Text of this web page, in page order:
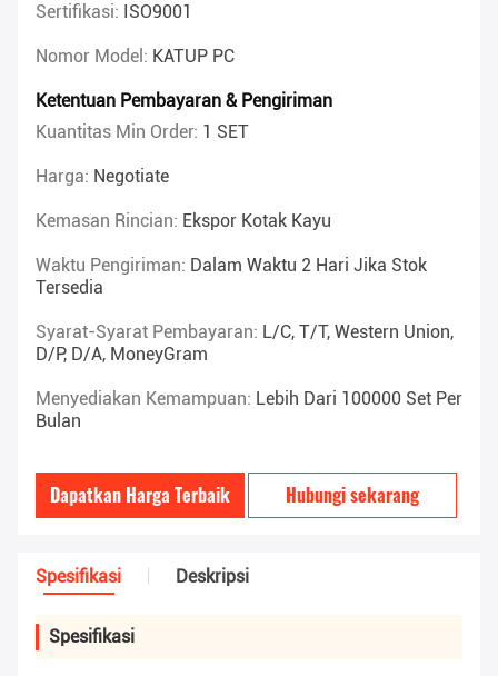
Sertifikasi: ISO9001
Nomor Model: KATUP PC
Ketentuan Pembayaran & Pengiriman
Kuantitas Min Order: 1 SET
Harga: Negotiate
Kemasan Rincian: Ekspor Kotak Kayu
Waktu Pengiriman: Dalam Waktu 2 Hari Jika Stok
Tersedia
Syarat-Syarat Pembayaran: L/C, T/T, Western Union,
D/P, D/A, MoneyGram
Menyediakan Kemampuan: Lebih Dari 100000 Set Per
Bulan
Dapatkan Harga Terbaik Hubungi sekarang
Spesifikasi Deskripsi
Spesifikasi